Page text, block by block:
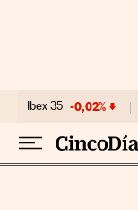
Ibex 35 -0,02%